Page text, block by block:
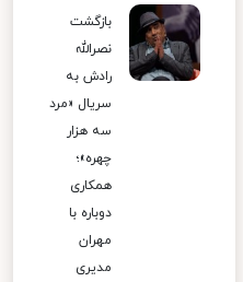
بازگشت
نصرالله
رادش به
سریال «مرد
سه هزار
چهره»؛
همکاری
دوباره با
مهران
مدیری